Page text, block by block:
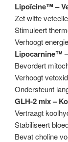
Lipoïcine™ –
Zet witte
Stimuleert
Verhoogt
Lipocarnine™
Bevordert
Verhoogt
Ondersteunt
GLH-2 mix –
Vertraagt
Stabiliseert
Bevat choline